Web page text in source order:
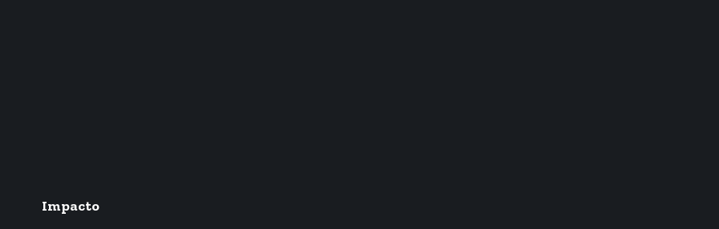
Impacto